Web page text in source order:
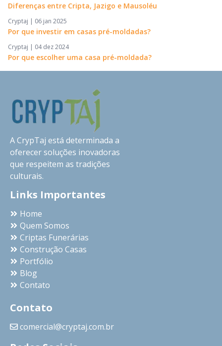
Diferenças entre Cripta, Jazigo e Mausoléu
Cryptaj | 06 jan 2025
Por que investir em casas pré-moldadas?
Cryptaj | 04 dez 2024
Por que escolher uma casa pré-moldada?
A CrypTaj está determinada a
oferecer soluções inovadoras
que respeitem as tradições
culturais.
Links Importantes
Home
Quem Somos
Criptas Funerárias
Construção Casas
Portfólio
Blog
Contato
Contato
comercial@cryptaj.com.br